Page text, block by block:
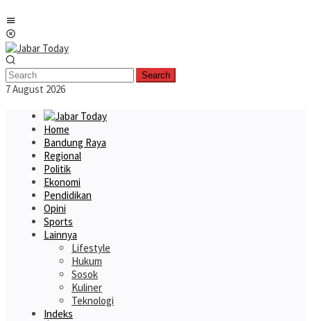
to
content
Search
7 August 2026
Home
Bandung Raya
Regional
Politik
Ekonomi
Pendidikan
Opini
Sports
Lainnya
Lifestyle
Hukum
Sosok
Kuliner
Teknologi
Indeks